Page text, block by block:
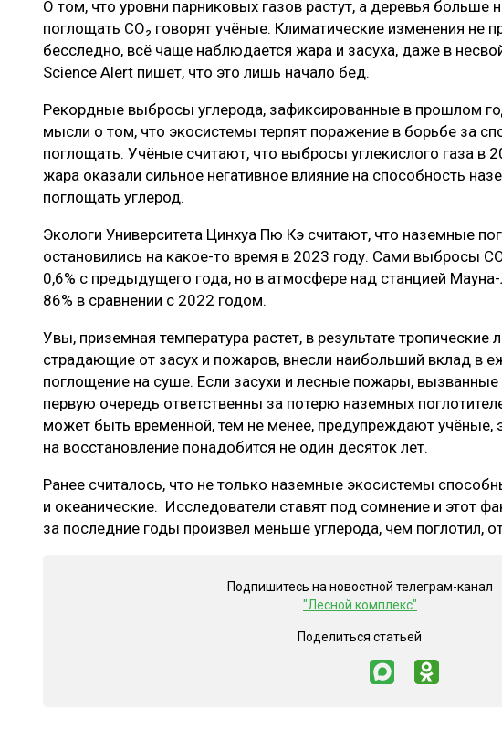
ЛЕСОВОССТАНОВЛЕНИЕ И ЗАЩИТА
ПРОИЗВОДСТВО ДРЕВЕСНЫХ ПЛИТ
ЦБП
СУШКА ДРЕВЕСИНЫ
МЕБЕЛЬНОЕ ПРОИЗВОДСТВО
ЭКСПЕРТНОЕ МНЕНИЕ
О том, что уровни парниковых газов растут, а деревья больше
поглощать CO₂ говорят учёные. Климатические изменения не
бесследно, всё чаще наблюдается жара и засуха, даже в
Science Alert пишет, что это лишь начало бед.
Рекордные выбросы углерода, зафиксированные в прошлом
мысли о том, что экосистемы терпят поражение в борьбе за
поглощать. Учёные считают, что выбросы углекислого газа в
жара оказали сильное негативное влияние на способность
поглощать углерод.
Экологи Университета Цинхуа Пю Кэ считают, что наземные
остановились на какое-то время в 2023 году. Сами выбросы
0,6% с предыдущего года, но в атмосфере над станцией
86% в сравнении с 2022 годом.
Увы, приземная температура растет, в результате тропические
страдающие от засух и пожаров, внесли наибольший вклад в
поглощение на суше. Если засухи и лесные пожары,
первую очередь ответственны за потерю наземных
может быть временной, тем не менее, предупреждают учёные,
на восстановление понадобится не один десяток лет.
Ранее считалось, что не только наземные экосистемы
и океанические. Исследователи ставят под сомнение и этот
за последние годы произвел меньше углерода, чем поглотил,
Подпишитесь на новостной телеграм-канал
"Лесной комплекс"
Поделиться статьей